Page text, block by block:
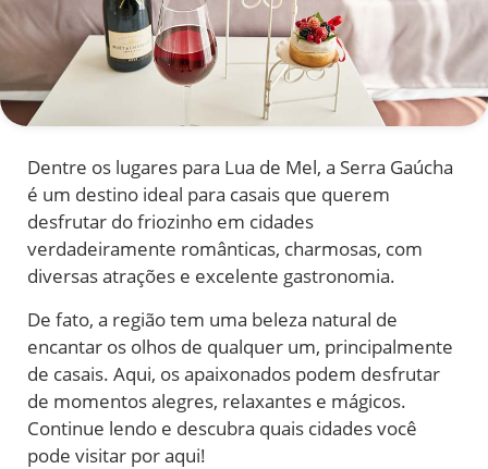
Dentre os lugares para Lua de Mel, a Serra Gaúcha
é um destino ideal para casais que querem
desfrutar do friozinho em cidades
verdadeiramente românticas, charmosas, com
diversas atrações e excelente gastronomia.
De fato, a região tem uma beleza natural de
encantar os olhos de qualquer um, principalmente
de casais. Aqui, os apaixonados podem desfrutar
de momentos alegres, relaxantes e mágicos.
Continue lendo e descubra quais cidades você
pode visitar por aqui!